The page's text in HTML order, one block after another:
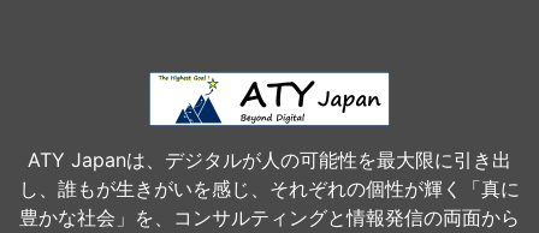
ATY Japanは、デジタルが人の可能性を最大限に引き出
し、誰もが生きがいを感じ、それぞれの個性が輝く「真に
豊かな社会」を、コンサルティングと情報発信の両面から